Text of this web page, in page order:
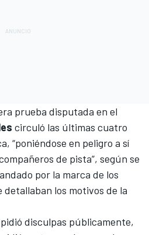
prueba disputada en el
circuló las últimas cuatro
“poniéndose en peligro a sí
de pista”, según se
por la marca de los
detallaban los motivos de la
disculpas públicamente,